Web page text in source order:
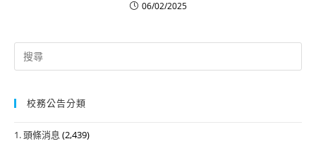
06/02/2025
Search
for:
校務公告分類
1. 頭條消息 (2,439)